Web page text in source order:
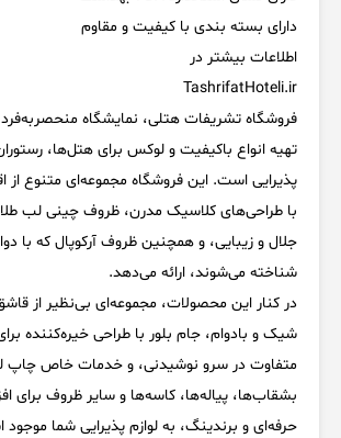
دارای بسته بندی با کیفیت و مقاوم
اطلاعات بیشتر در
TashrifatHoteli.ir
فروشگاه تشریفات هتلی، نمایشگاه منحصربه‌فرد
تهیه انواع باکیفیت و لوکس برای هتل‌ها،
پذیرایی است. این فروشگاه مجموعه‌ای متنوع از
با طراحی‌های کلاسیک مدرن، ظروف چینی لب طلا
جلال و زیبایی، و همچنین ظروف آرکوپال که با
شناخته می‌شوند، ارائه می‌دهد.
در کنار این محصولات، مجموعه‌ای بی‌نظیر از
شیک و بادوام، جام بلور با طراحی خیره‌کننده
متفاوت در سرو نوشیدنی، و خدمات خاص چاپ
بشقاب‌ها، پیاله‌ها، کاسه‌ها و سایر ظروف برای
حرفه‌ای و برندینگ، به لوازم پذیرایی شما